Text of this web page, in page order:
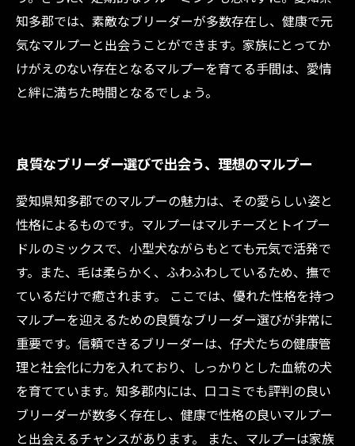
知多郡では、素敵なブリーダーが多数存在し、健康で元
気なマルプーと出会うことができます。家族にとってか
けがえのない存在となるマルプーを育てる手間は、愛情
と絆に満ちた時間となるでしょう。
良質なブリーダー選びで出会う、理想のマルプー
愛知県知多郡でのマルプーの魅力は、その愛らしい姿と
性格によるものです。マルプーはマルチーズとトイプー
ドルのミックスで、小型犬ながらもとても元気で活発で
す。また、毛は柔らかく、ふわふわしているため、撫で
ているだけで癒されます。 ここでは、優れた性格を持つ
マルプーを迎えるための良質なブリーダー選びが非常に
重要です。信頼できるブリーダーは、仔犬たちの健康管
理と社会化に力を入れており、しっかりとした血統の犬
を育てています。知多郡内には、口コミでも評判の良い
ブリーダーが数多く存在し、健康で性格の良いマルプー
と出会えるチャンスがあります。 また、マルプーは家族